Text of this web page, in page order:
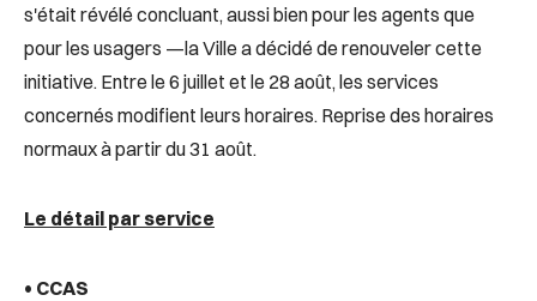
s'était révélé concluant, aussi bien pour les agents que
pour les usagers —la Ville a décidé de renouveler cette
initiative. Entre le 6 juillet et le 28 août, les services
concernés modifient leurs horaires. Reprise des horaires
normaux à partir du 31 août.
Le détail par service
• CCAS